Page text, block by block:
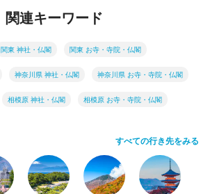
関連キーワード
関東 神社・仏閣 関東 お寺・寺院・仏閣
神奈川県 神社・仏閣 神奈川県 お寺・寺院・仏閣
相模原 神社・仏閣 相模原 お寺・寺院・仏閣
すべての行き先をみる